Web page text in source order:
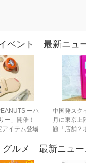
ベント 最新ニュ
ーハ
ー」開催！
アイテム登場
中国発スク
月に東京
題「店舗？
グルメ 最新ニュー